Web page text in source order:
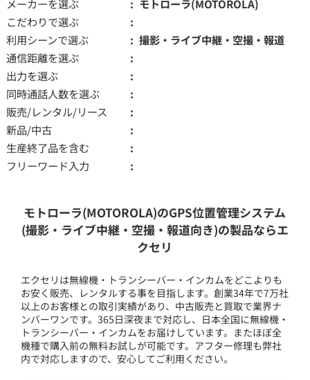
メーカーを選ぶ
モトローラ(MOTOROLA)
こだわりで選ぶ
利用シーンで選ぶ
撮影・ライブ中継・空撮・報道
通信距離を選ぶ
出力を選ぶ
同時通話人数を選ぶ
販売/レンタル/リース
新品/中古
生産終了品を含む
フリーワード入力
モトローラ(MOTOROLA)のGPS位置管理システム
(撮影・ライブ中継・空撮・報道向き)の製品ならエ
クセリ
エクセリは無線機・トランシーバー・インカムをどこよりも
お安く販売、レンタルする事を目指します。創業34年で7万社
以上のお客様との取引実績があり、中古販売と買取で業界ナ
ンバーワンです。365日深夜まで対応し、日本全国に無線機・
トランシーバー・インカムをお届けしています。またほぼ全
機種で購入前の無料お試しが可能です。アフター修理も弊社
内で対応しますので、安心してご利用ください。